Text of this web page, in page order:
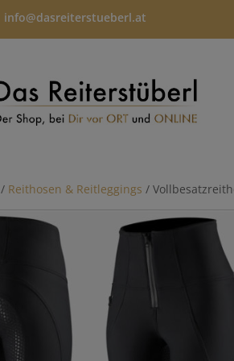
info@dasreiterstueberl.at
/ Reithosen & Reitleggings /